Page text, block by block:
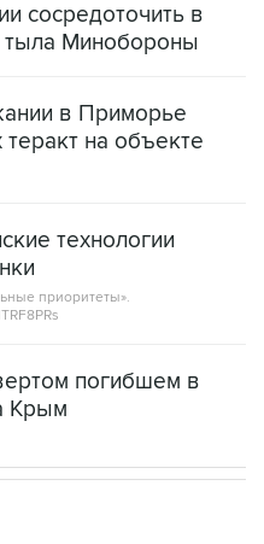
сосредоточить в
тыла Минобороны
в Приморье
на объекте
технологии
приоритеты».
погибшем в
Крым